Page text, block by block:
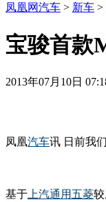
凤凰网汽车 > 新车 >
宝骏首款
2013年07月10日
凤凰汽车讯 日前我
基于 上汽通用五菱